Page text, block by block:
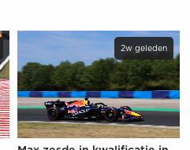
2w geleden